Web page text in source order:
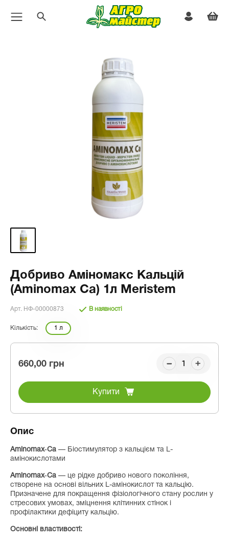
Добриво Аміномакс Кальцій
(Aminomax Ca) 1л Meristem
Арт. НФ-00000873 В наявності
Кількість: 1 л
660,00 грн
Купити
Опис
Aminomax‑Ca — Біостимулятор з кальцієм та L-
амінокислотами
Aminomax‑Ca — це рідке добриво нового покоління,
створене на основі вільних L-амінокислот та кальцію.
Призначене для покращення фізіологічного стану рослин у
стресових умовах, зміцнення клітинних стінок і
профілактики дефіциту кальцію.
Основні властивості: